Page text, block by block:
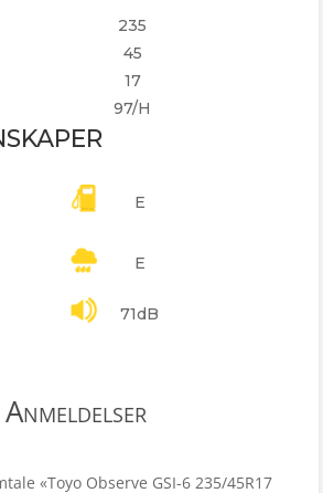
235
45
17
97/H
E
E
71dB
Anmeldelser
«Toyo Observe GSI-6 235/45R17